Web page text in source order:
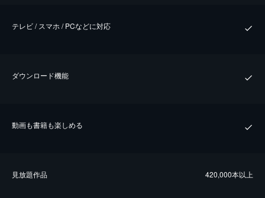
テレビ / スマホ / PCなどに対応
ダウンロード機能
動画も書籍も楽しめる
⾒放題作品 420,000本以上